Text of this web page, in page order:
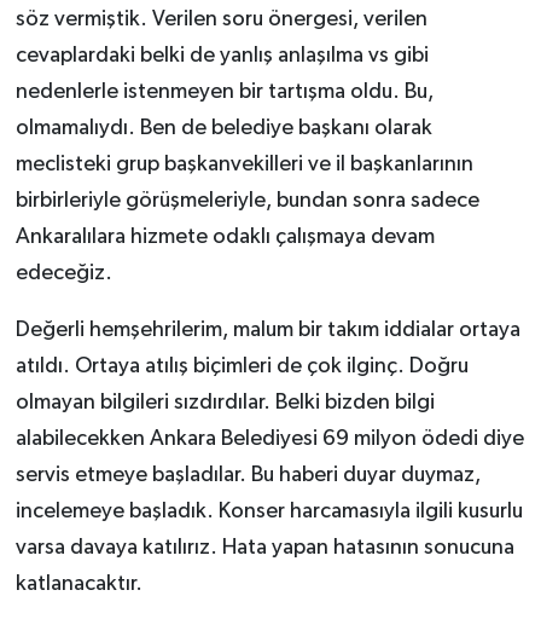
söz vermiştik. Verilen soru önergesi, verilen
cevaplardaki belki de yanlış anlaşılma vs gibi
nedenlerle istenmeyen bir tartışma oldu. Bu,
olmamalıydı. Ben de belediye başkanı olarak
meclisteki grup başkanvekilleri ve il başkanlarının
birbirleriyle görüşmeleriyle, bundan sonra sadece
Ankaralılara hizmete odaklı çalışmaya devam
edeceğiz.
Değerli hemşehrilerim, malum bir takım iddialar ortaya
atıldı. Ortaya atılış biçimleri de çok ilginç. Doğru
olmayan bilgileri sızdırdılar. Belki bizden bilgi
alabilecekken Ankara Belediyesi 69 milyon ödedi diye
servis etmeye başladılar. Bu haberi duyar duymaz,
incelemeye başladık. Konser harcamasıyla ilgili kusurlu
varsa davaya katılırız. Hata yapan hatasının sonucuna
katlanacaktır.